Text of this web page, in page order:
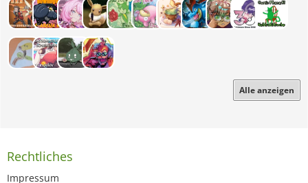
Alle anzeigen
Rechtliches
Impressum